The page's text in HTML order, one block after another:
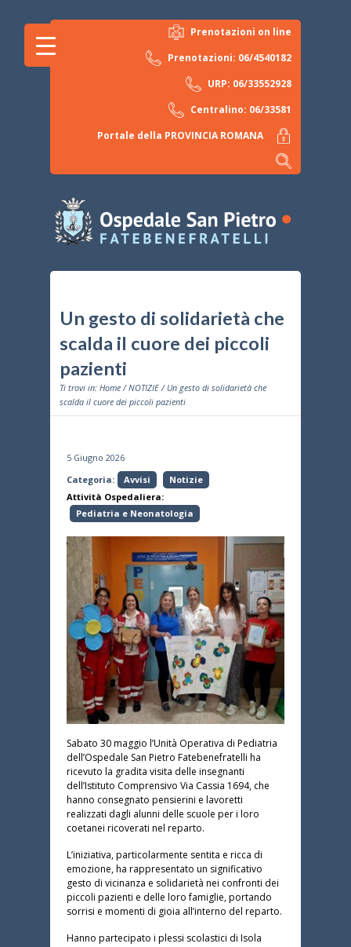
Prenotazioni on line
Prenotazioni: 06/4540182
URP: 06/33552928
Centralino: 06/33581
Portale della PROVINCIA ROMANA
Un gesto di solidarietà che
scalda il cuore dei piccoli
pazienti
Ti trovi in: Home /NOTIZIE / Un gesto di solidarietà che
scalda il cuore dei piccoli pazienti
5 Giugno 2026
Categoria:
Avvisi
Notizie
Attività Ospedaliera:
Pediatria e Neonatologia
Sabato 30 maggio l’Unità Operativa di Pediatria
dell’Ospedale San Pietro Fatebenefratelli ha
ricevuto la gradita visita delle insegnanti
dell’Istituto Comprensivo Via Cassia 1694, che
hanno consegnato pensierini e lavoretti
realizzati dagli alunni delle scuole per i loro
coetanei ricoverati nel reparto.
L’iniziativa, particolarmente sentita e ricca di
emozione, ha rappresentato un significativo
gesto di vicinanza e solidarietà nei confronti dei
piccoli pazienti e delle loro famiglie, portando
sorrisi e momenti di gioia all’interno del reparto.
Hanno partecipato i plessi scolastici di Isola